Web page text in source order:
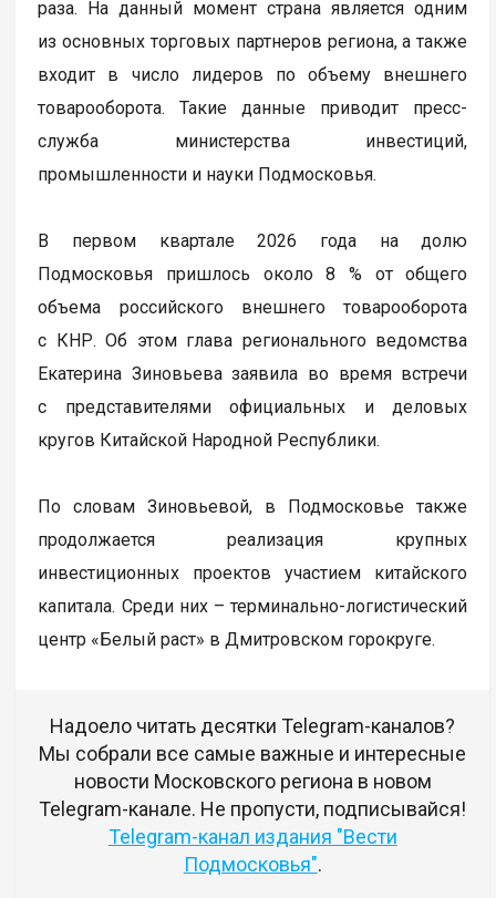
раза. На данный момент страна является одним
из основных торговых партнеров региона, а также
входит в число лидеров по объему внешнего
товарооборота. Такие данные приводит пресс-
служба министерства инвестиций,
промышленности и науки Подмосковья.
В первом квартале 2026 года на долю
Подмосковья пришлось около 8 % от общего
объема российского внешнего товарооборота
с КНР. Об этом глава регионального ведомства
Екатерина Зиновьева заявила во время встречи
с представителями официальных и деловых
кругов Китайской Народной Республики.
По словам Зиновьевой, в Подмосковье также
продолжается реализация крупных
инвестиционных проектов участием китайского
капитала. Среди них – терминально-логистический
центр «Белый раст» в Дмитровском горокруге.
Надоело читать десятки Telegram-каналов?
Мы собрали все самые важные и интересные
новости Московского региона в новом
Telegram-канале. Не пропусти, подписывайся!
Telegram-канал издания "Вести
Подмосковья".